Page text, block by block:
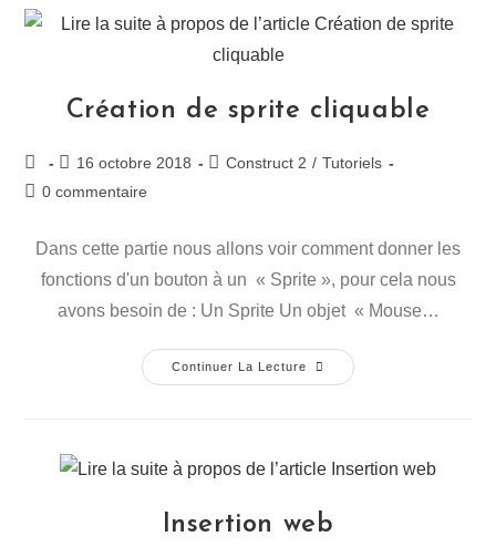
Création de sprite cliquable
16 octobre 2018 Construct 2 / Tutoriels
0 commentaire
Dans cette partie nous allons voir comment donner les
fonctions d'un bouton à un « Sprite », pour cela nous
avons besoin de : Un Sprite Un objet « Mouse…
Continuer La Lecture
Insertion web